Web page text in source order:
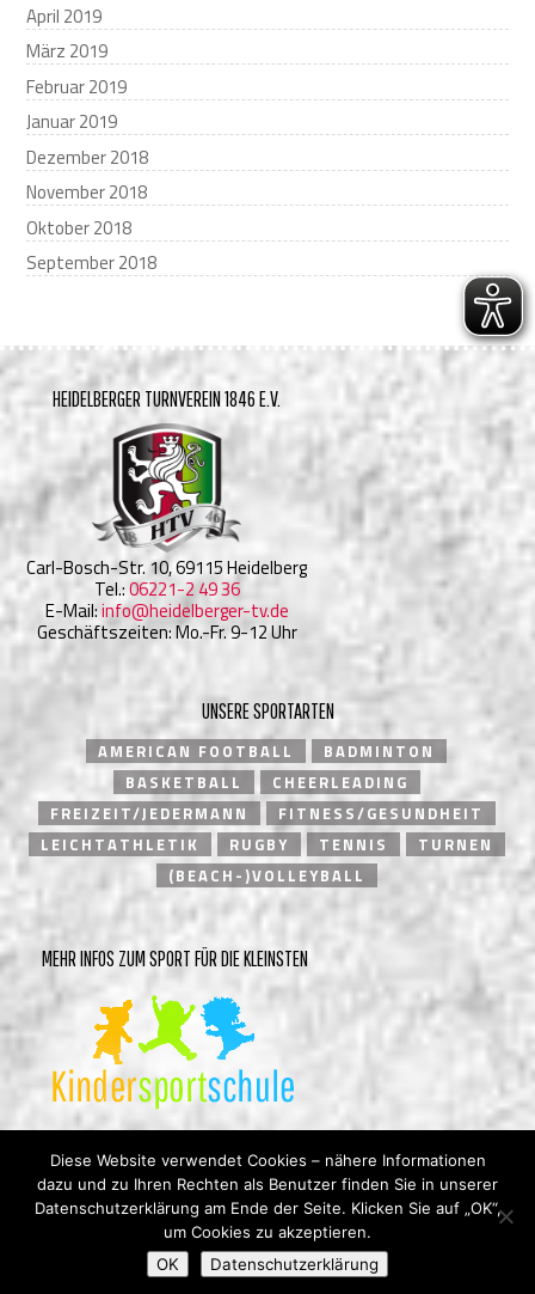
April 2019
März 2019
Februar 2019
Januar 2019
Dezember 2018
November 2018
Oktober 2018
September 2018
HEIDELBERGER TURNVEREIN 1846 E.V.
Carl-Bosch-Str. 10, 69115 Heidelberg
Tel.:06221-2 49 36
E-Mail:info@heidelberger-tv.de
Geschäftszeiten: Mo.-Fr. 9-12 Uhr
UNSERE SPORTARTEN
AMERICAN FOOTBALL
BADMINTON
BASKETBALL
CHEERLEADING
FREIZEIT/JEDERMANN
FITNESS/GESUNDHEIT
LEICHTATHLETIK
RUGBY TENNIS
TURNEN
(BEACH-)VOLLEYBALL
MEHR INFOS ZUM SPORT FÜR DIE KLEINSTEN
© Heidelberger Turnverein 1846 e.V. |Impressum
Datenschutzerklärung
Diese Website verwendet Cookies – nähere Informationen
dazu und zu Ihren Rechten als Benutzer finden Sie in unserer
Datenschutzerklärung am Ende der Seite. Klicken Sie auf „OK“,
um Cookies zu akzeptieren.
OK
Datenschutzerklärung